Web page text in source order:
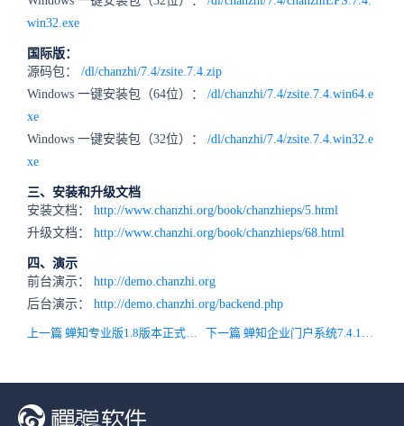
win32.exe
国际版：
源码包： /dl/chanzhi/7.4/zsite.7.4.zip
Windows 一键安装包（64位）： /dl/chanzhi/7.4/zsite.7.4.win64.e
xe
Windows 一键安装包（32位）： /dl/chanzhi/7.4/zsite.7.4.win32.e
xe
三、安装和升级文档
安装文档： http://www.chanzhi.org/book/chanzhieps/5.html
升级文档： http://www.chanzhi.org/book/chanzhieps/68.html
四、演示
前台演示： http://demo.chanzhi.org
后台演示： http://demo.chanzhi.org/backend.php
上一篇 蝉知专业版1.8版本正式发布，兼容开源版7.3，集成微信小程序，修复bug 下一篇 蝉知企业门户系统7.4.1正式发布